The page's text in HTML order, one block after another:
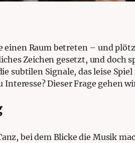
einen Raum betreten – und
Zeichen gesetzt, und doch
subtilen Signale, das leise
Dieser Frage gehen
bei dem Blicke die Musik